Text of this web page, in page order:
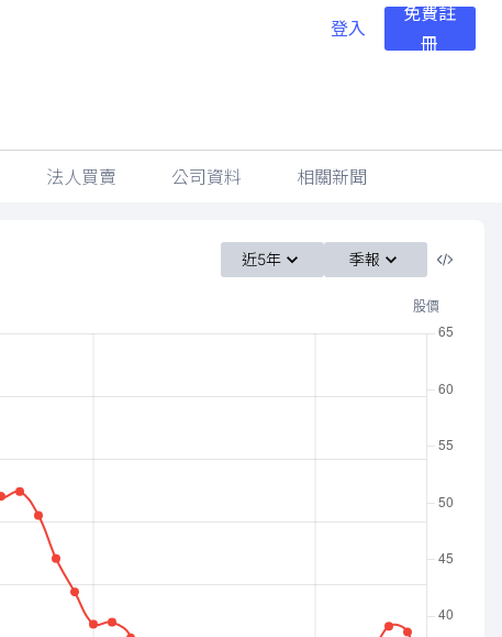
登入
免費註
冊
法人買賣 公司資料 相關新聞
近5年 季報